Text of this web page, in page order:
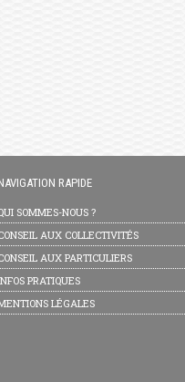
RAPIDE
SOMMES-NOUS ?
AUX COLLECTIVITÉS
AUX PARTICULIERS
PRATIQUES
LÉGALES